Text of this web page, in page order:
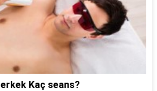
Kaç seans?